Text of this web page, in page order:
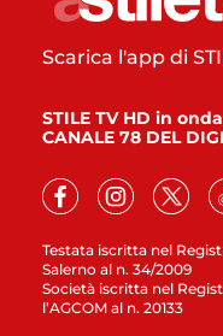
Testata iscritta nel
Salerno al n. 34/2009
Società iscritta nel
l’AGCOM al n. 20133
Scarica l'app di
STILE TV HD in
CANALE 78 DEL